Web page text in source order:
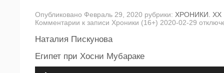
Опубликовано Февраль 29, 2020 рубрики: ХРОНИКИ. ХХ
Комментарии к записи Хроники (16+) 2020-02-29
Наталия Пискунова
Египет при Хосни Мубараке